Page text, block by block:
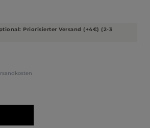
von 5 von 5 Sternen
Priorisierter Versand (+4€) (2-3